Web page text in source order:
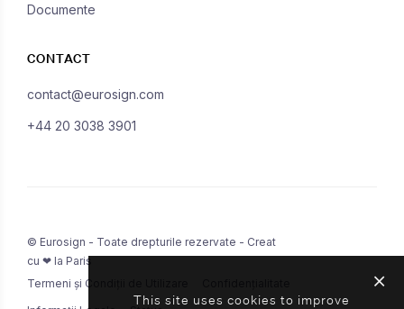
Documente
CONTACT
contact@eurosign.com
+44 20 3038 3901
© Eurosign - Toate drepturile rezervate - Creat
cu ❤ la Paris
Termeni și Condiții de Utilizare
This site uses cookies to improve